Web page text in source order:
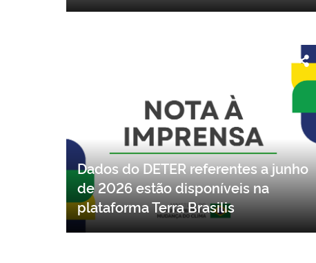
ecológica e produtiva da Bacia do
Dados do DETER referentes a junho
de 2026 estão disponíveis na